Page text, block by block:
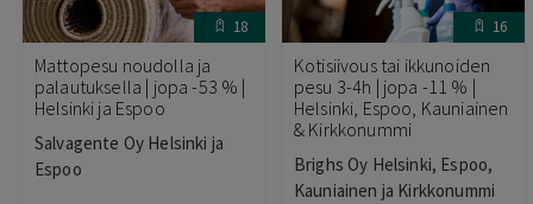
18
Mattopesu noudolla ja
palautuksella | jopa -53 % |
Helsinki ja Espoo
Salvagente Oy Helsinki ja
Espoo
16
Kotisiivous tai ikkunoiden
pesu 3-4h | jopa -11 % |
Helsinki, Espoo, Kauniainen
& Kirkkonummi
Brighs Oy Helsinki, Espoo,
Kauniainen ja Kirkkonummi